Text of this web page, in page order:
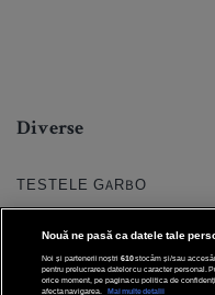
Diverse
TESTELE GARBO
HOROSCOP
HOROSCOPUL IUBIRII
Nouă ne pasă ca datele tale
Noi și partenerii noștri 610stocăm și/sau
pentru prelucrarea datelor cu caracter
orice moment, pe pagina cu politica de
afecta navigarea.
Mai multe detalii